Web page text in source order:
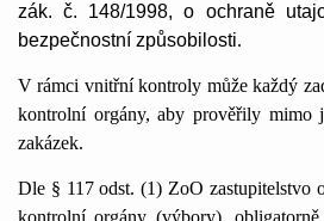
zák. č. 148/1998, o ochraně
bezpečnostní způsobilosti.
V rámci vnitřní kontroly může každý
kontrolní orgány, aby prověřily mimo
zakázek.
Dle § 117 odst. (1) ZoO zastupitelstvo
kontrolní orgány (výbory),